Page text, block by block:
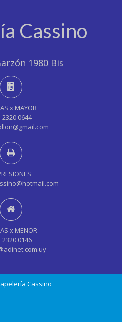
Cassino
1980 Bis
x MAYOR
2320 0644
x MENOR
2320 0146
Cassino